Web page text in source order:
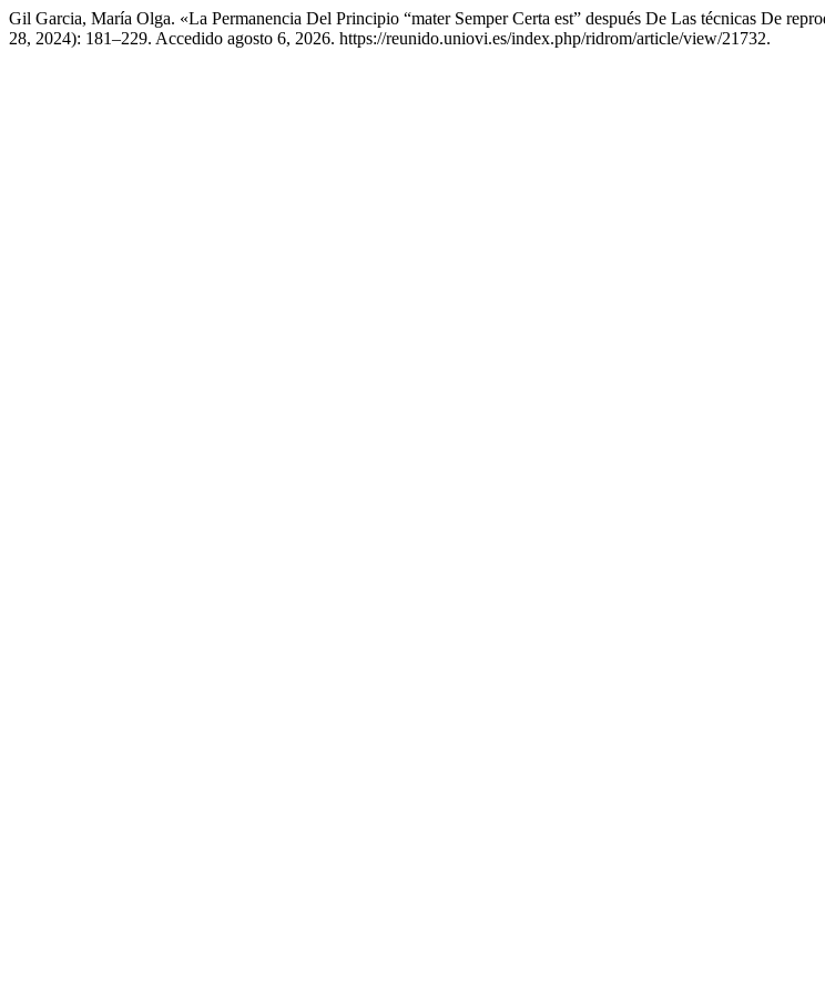
Gil Garcia, María Olga. «La Permanencia Del Principio “mater Semper Certa est” después De Las técnicas De
28, 2024): 181–229. Accedido agosto 6, 2026. https://reunido.uniovi.es/index.php/ridrom/article/view/21732.